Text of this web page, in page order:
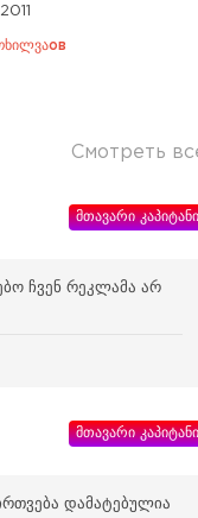
2011
Смотреть
მთავარი კაპიტანი
ჩვენ რეკლამა არ
მთავარი კაპიტანი
დამატებულია